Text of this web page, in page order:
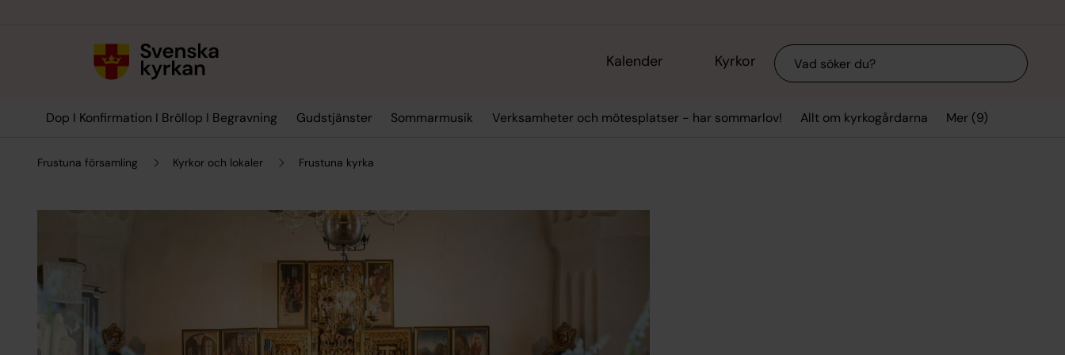
Kalender Kyrkor Sök
Dop I Konfirmation I Bröllop I Begravning Gudstjänster Sommarmusik Verksamheter och mötesplatser - har sommarlov! Allt om kyrkogårdarna Mer (9)
Frustuna församling Kyrkor och lokaler Frustuna kyrka